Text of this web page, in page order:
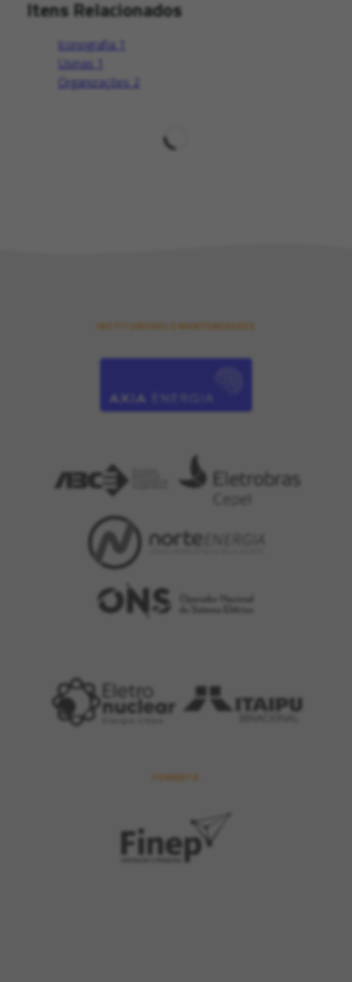
Itens Relacionados
Iconografia
Usinas
Organizações 2
INSTITUIDORES E MANTENEDORES
FOMENTO